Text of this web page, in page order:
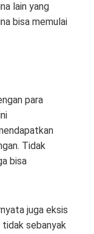
lain yang
bisa memulai
para
Tidak
bisa
juga eksis
tidak sebanyak